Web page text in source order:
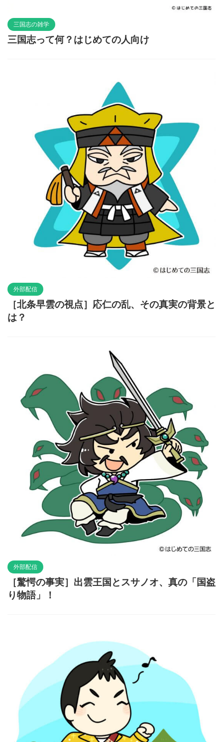
三国志の雑学
三国志って何？はじめての人向け
外部配信
［北条早雲の視点］応仁の乱、その真実の背景と
は？
外部配信
［驚愕の事実］出雲王国とスサノオ、真の「国盗
り物語」！